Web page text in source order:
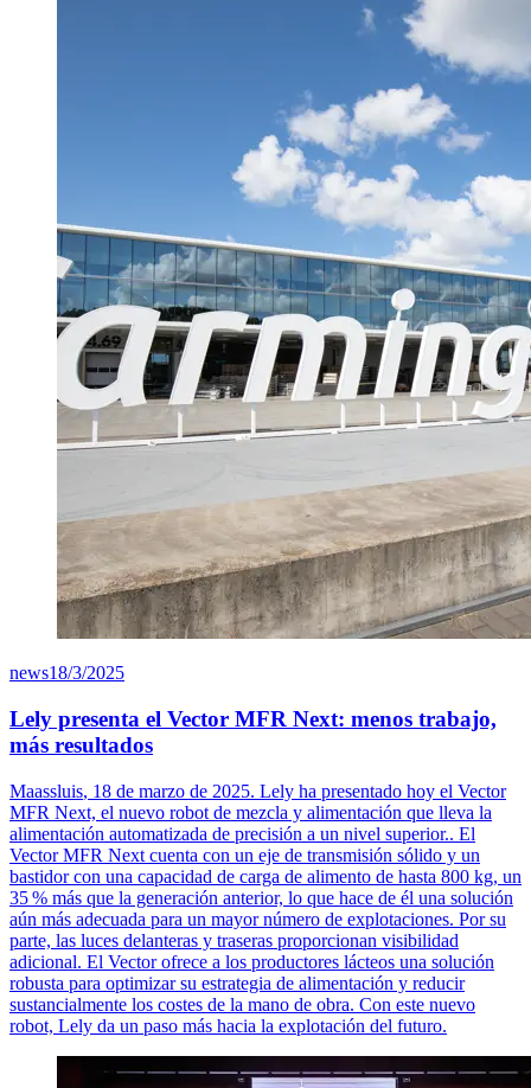
news18/3/2025
Lely presenta el Vector MFR Next: menos trabajo,
más resultados
Maassluis, 18 de marzo de 2025. Lely ha presentado hoy el Vector
MFR Next, el nuevo robot de mezcla y alimentación que lleva la
alimentación automatizada de precisión a un nivel superior.. El
Vector MFR Next cuenta con un eje de transmisión sólido y un
bastidor con una capacidad de carga de alimento de hasta 800 kg, un
35% más que la generación anterior, lo que hace de él una solución
aún más adecuada para un mayor número de explotaciones. Por su
parte, las luces delanteras y traseras proporcionan visibilidad
adicional. El Vector ofrece a los productores lácteos una solución
robusta para optimizar su estrategia de alimentación y reducir
sustancialmente los costes de la mano de obra. Con este nuevo
robot, Lely da un paso más hacia la explotación del futuro.